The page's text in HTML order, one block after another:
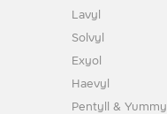
Lavyl
Solvyl
Exyol
Haevyl
Pentyll & Yummy